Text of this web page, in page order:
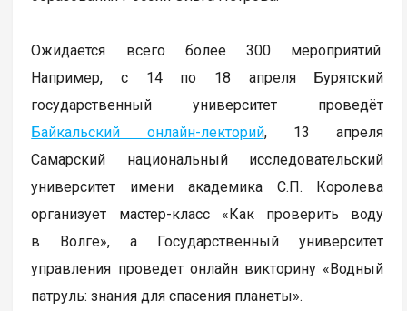
Ожидается всего более 300 мероприятий.
Например, с 14 по 18 апреля Бурятский
государственный университет проведёт
Байкальский онлайн-лекторий, 13 апреля
Самарский национальный исследовательский
университет имени академика С.П. Королева
организует мастер-класс «Как проверить воду
в Волге», а Государственный университет
управления проведет онлайн викторину «Водный
патруль: знания для спасения планеты».